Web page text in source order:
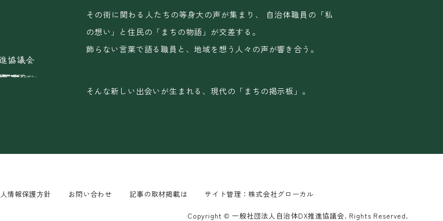
その街に関わる人たちの等身大の声が集まり、
自治体職員の「私
の想い」と住民の「まちの物語」が交差する。
飾らない言葉で語る職員と、地域を想う人々の声が響き合う。
そんな新しい出会いが生まれる、現代の「まちの掲示板」。
情報保護方針 お問い合わせ 記事の取材掲載は サイト管理：株式会社グローカル
Copyright © 一般社団法人自治体DX推進協議会. Rights Reserved.